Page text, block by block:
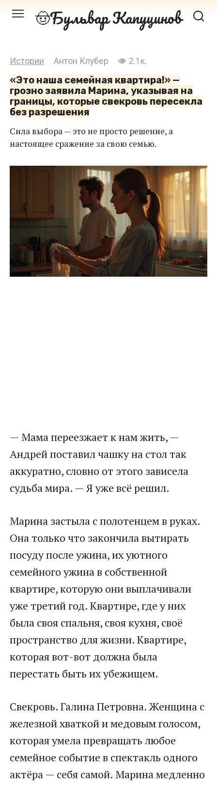
Перейти Бульвар Капуцинов
Истории Антон Клубер 2.1к.
«Это наша семейная квартира!» —
грозно заявила Марина, указывая на
границы, которые свекровь пересекла
без разрешения
Сила выбора — это не просто решение, а
настоящее сражение за свою семью.
— Мама переезжает к нам жить, —
Андрей поставил чашку на стол так
аккуратно, словно от этого зависела
судьба мира. — Я уже всё решил.
Марина застыла с полотенцем в руках.
Она только что закончила вытирать
посуду после ужина, их уютного
семейного ужина в собственной
квартире, которую они выплачивали
уже третий год. Квартире, где у них
была своя спальня, своя кухня, своё
пространство для жизни. Квартире,
которая вот-вот должна была
перестать быть их убежищем.
Свекровь. Галина Петровна. Женщина с
железной хваткой и медовым голосом,
которая умела превращать любое
семейное событие в спектакль одного
актёра — себя самой. Марина медленно